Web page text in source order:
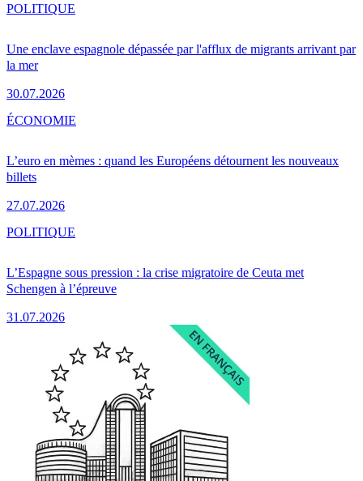
Une enclave espagnole dépassée par l'afflux de migrants arrivant par
la mer
30.07.2026
POLITIQUE
L’euro en mèmes : quand les Européens détournent les nouveaux
billets
27.07.2026
ÉCONOMIE
L’Espagne sous pression : la crise migratoire de Ceuta met
Schengen à l’épreuve
31.07.2026
POLITIQUE